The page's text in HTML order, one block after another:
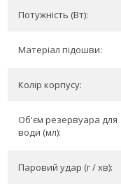
Потужність (Вт):
Матеріал підошви:
Колір корпусу:
Об'єм резервуара для
води (мл):
Паровий удар (г / хв):